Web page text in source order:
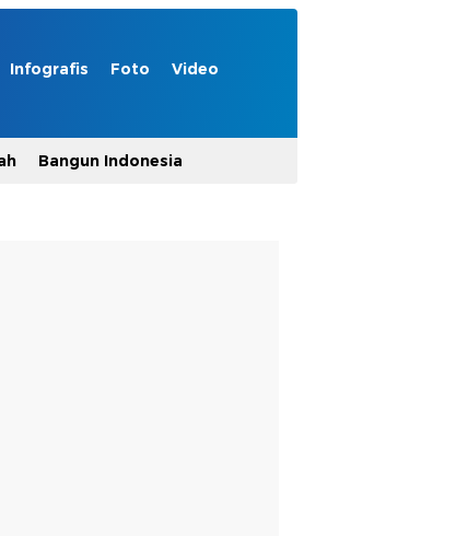
Infografis Foto Video
Bangun Indonesia